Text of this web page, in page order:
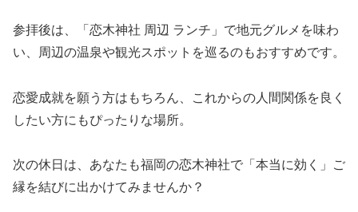
参拝後は、「恋木神社 周辺 ランチ」で地元グルメを味わ
い、周辺の温泉や観光スポットを巡るのもおすすめです。
恋愛成就を願う方はもちろん、これからの人間関係を良く
したい方にもぴったりな場所。
次の休日は、あなたも福岡の恋木神社で「本当に効く」ご
縁を結びに出かけてみませんか？